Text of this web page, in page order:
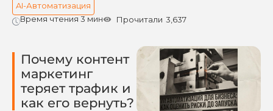
Время чтения 3 мин Прочитали 3,637
AI-Автоматизация
Почему контент
маркетинг
теряет трафик и
как его вернуть?